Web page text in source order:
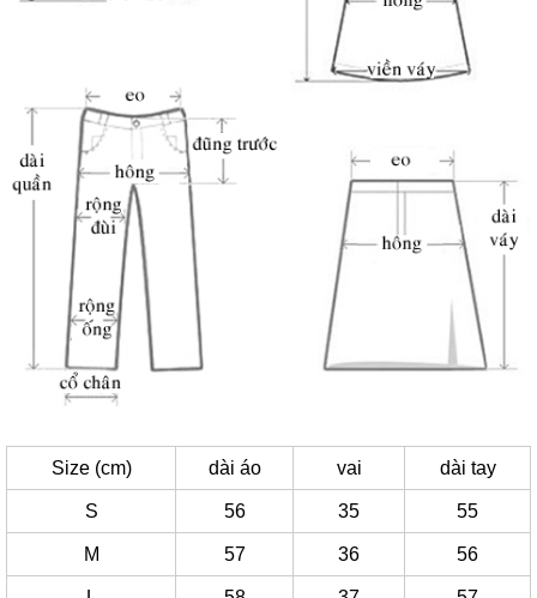
Size (cm) dài áo vai dài tay
S 56 35 55
M 57 36 56